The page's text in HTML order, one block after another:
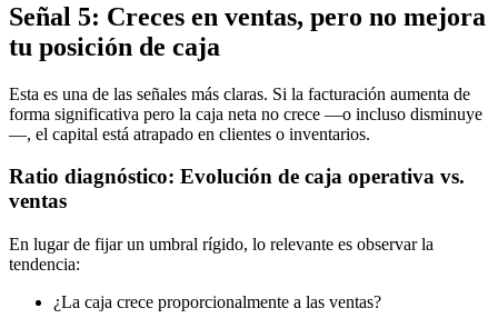
Señal 5: Creces en ventas, pero no mejora
tu posición de caja
Esta es una de las señales más claras. Si la facturación aumenta de
forma significativa pero la caja neta no crece —o incluso disminuye
—, el capital está atrapado en clientes o inventarios.
Ratio diagnóstico: Evolución de caja operativa vs.
ventas
En lugar de fijar un umbral rígido, lo relevante es observar la
tendencia:
¿La caja crece proporcionalmente a las ventas?